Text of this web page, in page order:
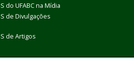
do UFABC na Mídia
de Divulgações
de Artigos